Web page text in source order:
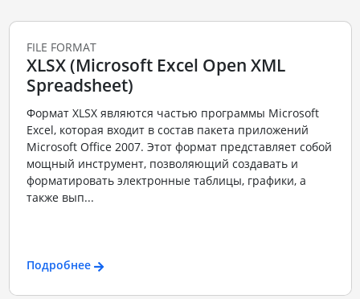
FILE FORMAT
XLSX (Microsoft Excel Open XML
Spreadsheet)
Формат XLSX являются частью программы Microsoft
Excel, которая входит в состав пакета приложений
Microsoft Office 2007. Этот формат представляет собой
мощный инструмент, позволяющий создавать и
форматировать электронные таблицы, графики, а
также вып...
Подробнее